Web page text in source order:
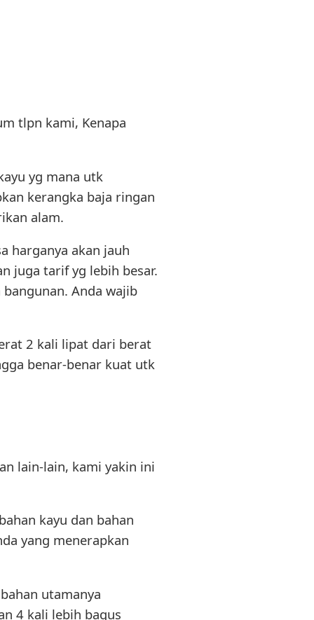
tlpn kami, Kenapa
yg mana utk
kerangka baja ringan
alam.
harganya akan jauh
juga tarif yg lebih besar.
Anda wajib
2 kali lipat dari berat
benar-benar kuat utk
lain-lain, kami yakin ini
kayu dan bahan
yang menerapkan
utamanya
4 kali lebih bagus